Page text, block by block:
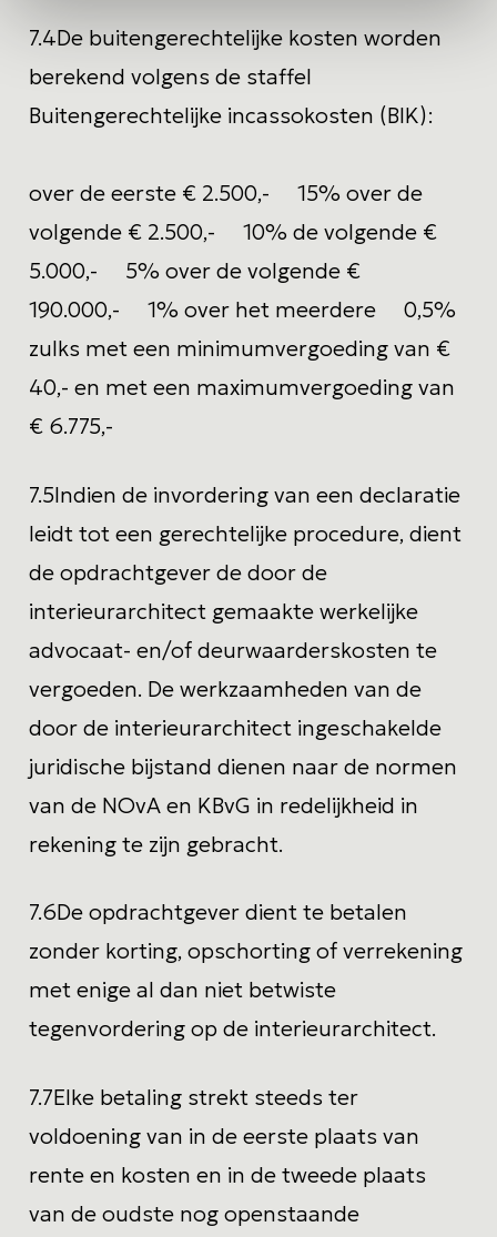
7.4De buitengerechtelijke kosten worden
berekend volgens de staffel
Buitengerechtelijke incassokosten (BIK):
over de eerste € 2.500,- 15% over de
volgende € 2.500,- 10% de volgende €
5.000,- 5% over de volgende €
190.000,- 1% over het meerdere 0,5%
zulks met een minimumvergoeding van €
40,- en met een maximumvergoeding van
€ 6.775,-
7.5Indien de invordering van een declaratie
leidt tot een gerechtelijke procedure, dient
de opdrachtgever de door de
interieurarchitect gemaakte werkelijke
advocaat- en/of deurwaarderskosten te
vergoeden. De werkzaamheden van de
door de interieurarchitect ingeschakelde
juridische bijstand dienen naar de normen
van de NOvA en KBvG in redelijkheid in
rekening te zijn gebracht.
7.6De opdrachtgever dient te betalen
zonder korting, opschorting of verrekening
met enige al dan niet betwiste
tegenvordering op de interieurarchitect.
7.7Elke betaling strekt steeds ter
voldoening van in de eerste plaats van
rente en kosten en in de tweede plaats
van de oudste nog openstaande